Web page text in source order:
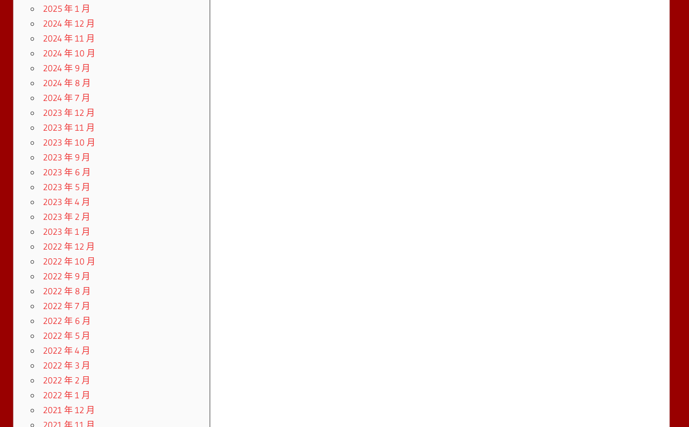
2025 年 1 月
2024 年 12 月
2024 年 11 月
2024 年 10 月
2024 年 9 月
2024 年 8 月
2024 年 7 月
2023 年 12 月
2023 年 11 月
2023 年 10 月
2023 年 9 月
2023 年 6 月
2023 年 5 月
2023 年 4 月
2023 年 2 月
2023 年 1 月
2022 年 12 月
2022 年 10 月
2022 年 9 月
2022 年 8 月
2022 年 7 月
2022 年 6 月
2022 年 5 月
2022 年 4 月
2022 年 3 月
2022 年 2 月
2022 年 1 月
2021 年 12 月
2021 年 11 月